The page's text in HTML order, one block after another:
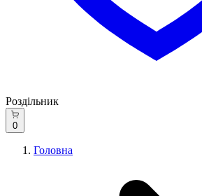
Роздільник
0
Головна